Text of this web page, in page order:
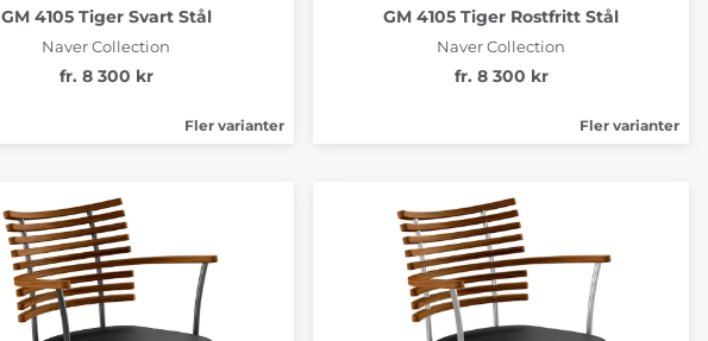
GM 4105 Tiger Svart Stål
Naver Collection
fr. 8 300 kr
Fler varianter
GM 4105 Tiger Rostfritt Stål
Naver Collection
fr. 8 300 kr
Fler varianter